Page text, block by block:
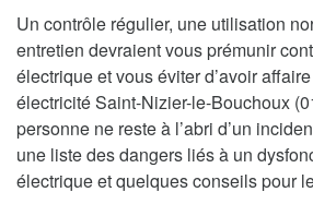
Un contrôle régulier, une utilisation
entretien devraient vous prémunir
électrique et vous éviter d’avoir
électricité Saint-Nizier-le-Bouchoux
personne ne reste à l’abri d’un
une liste des dangers liés à un
électrique et quelques conseils pour